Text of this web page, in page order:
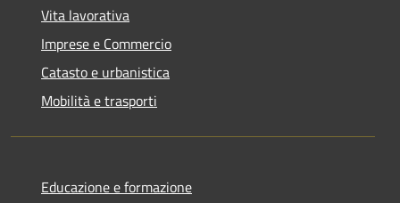
Vita lavorativa
Imprese e Commercio
Catasto e urbanistica
Mobilità e trasporti
Educazione e formazione